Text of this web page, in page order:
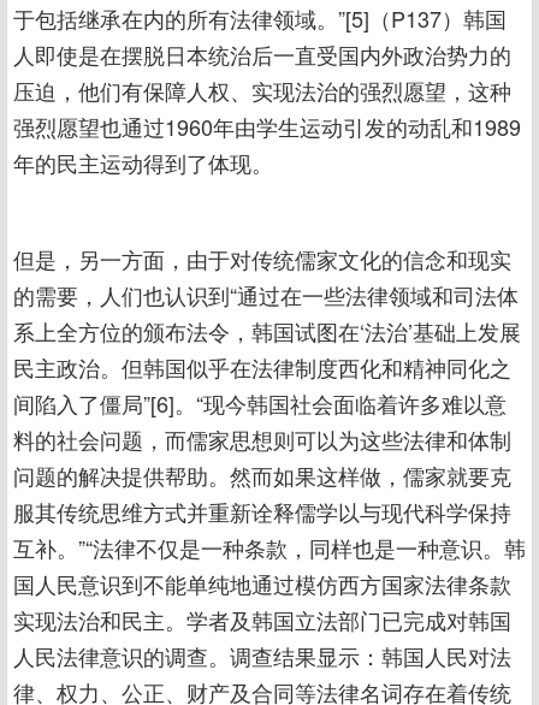
于包括继承在内的所有法律领域。”[5]（P137）韩国
人即使是在摆脱日本统治后一直受国内外政治势力的
压迫，他们有保障人权、实现法治的强烈愿望，这种
强烈愿望也通过1960年由学生运动引发的动乱和1989
年的民主运动得到了体现。
但是，另一方面，由于对传统儒家文化的信念和现实
的需要，人们也认识到“通过在一些法律领域和司法体
系上全方位的颁布法令，韩国试图在‘法治’基础上发展
民主政治。但韩国似乎在法律制度西化和精神同化之
间陷入了僵局”[6]。“现今韩国社会面临着许多难以意
料的社会问题，而儒家思想则可以为这些法律和体制
问题的解决提供帮助。然而如果这样做，儒家就要克
服其传统思维方式并重新诠释儒学以与现代科学保持
互补。”“法律不仅是一种条款，同样也是一种意识。韩
国人民意识到不能单纯地通过模仿西方国家法律条款
实现法治和民主。学者及韩国立法部门已完成对韩国
人民法律意识的调查。调查结果显示：韩国人民对法
律、权力、公正、财产及合同等法律名词存在着传统